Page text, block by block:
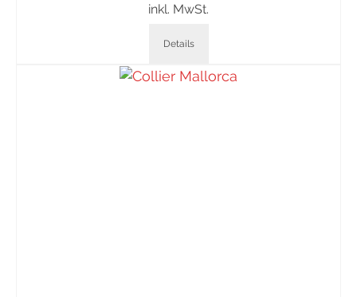
inkl. MwSt.
Details